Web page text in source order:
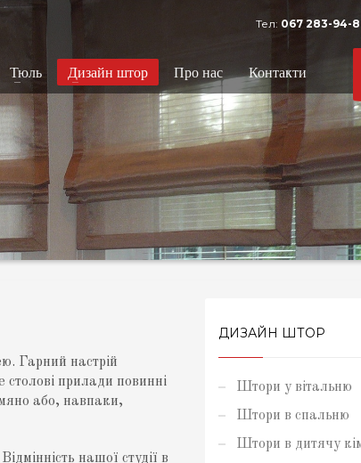
Тел: 067 283-94-
Тюль Дизайн штор Про нас Контакти
Гарний настрій
прилади повинні
або, навпаки,
нашої студії в
ДИЗАЙН ШТОР
Штори у вітальню
Штори в спальню
Штори в дитячу